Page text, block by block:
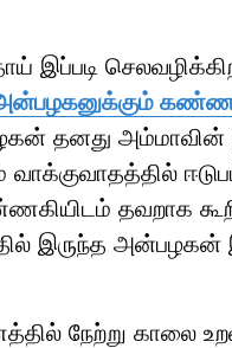
இப்படி
தனது
தவறாக
இருந்த அன்பழகன்
நேற்று காலை